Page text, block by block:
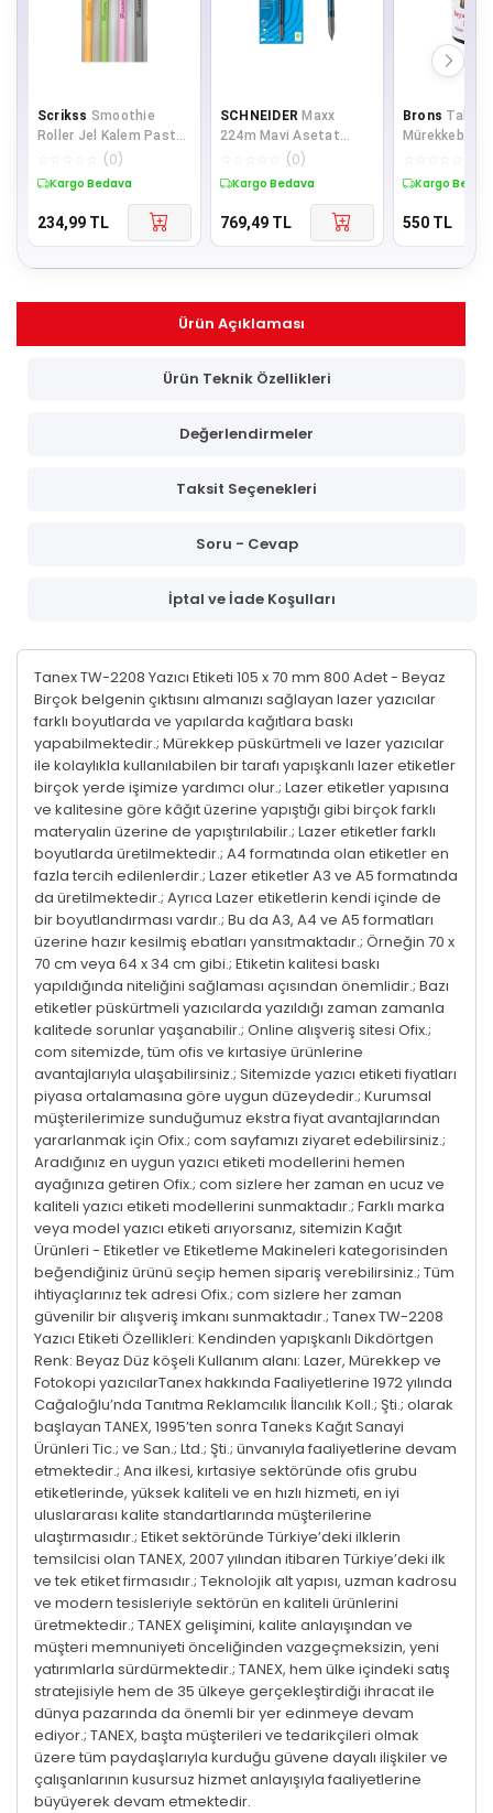
Scrikss Smoothie
Roller Jel Kalem Pastel
Renkler 4'lü Set
(0)
Kargo Bedava
234,99 TL
SCHNEIDER Maxx
224m Mavi Asetat
Kalemi 10 Lu
(0)
Kargo Bedava
769,49 TL
Brons Tahta
Mürekkebi
Kargo
550 TL
Ürün Açıklaması
Ürün Teknik Özellikleri
Değerlendirmeler
Taksit Seçenekleri
Soru - Cevap
İptal ve İade Koşulları
Tanex TW-2208 Yazıcı Etiketi 105 x 70 mm 800 Adet - Beyaz
Birçok belgenin çıktısını almanızı sağlayan lazer yazıcılar
farklı boyutlarda ve yapılarda kağıtlara baskı
yapabilmektedir.; Mürekkep püskürtmeli ve lazer yazıcılar
ile kolaylıkla kullanılabilen bir tarafı yapışkanlı lazer etiketler
birçok yerde işimize yardımcı olur.; Lazer etiketler yapısına
ve kalitesine göre kâğıt üzerine yapıştığı gibi birçok farklı
materyalin üzerine de yapıştırılabilir.; Lazer etiketler farklı
boyutlarda üretilmektedir.; A4 formatında olan etiketler en
fazla tercih edilenlerdir.; Lazer etiketler A3 ve A5 formatında
da üretilmektedir.; Ayrıca Lazer etiketlerin kendi içinde de
bir boyutlandırması vardır.; Bu da A3, A4 ve A5 formatları
üzerine hazır kesilmiş ebatları yansıtmaktadır.; Örneğin 70 x
70 cm veya 64 x 34 cm gibi.; Etiketin kalitesi baskı
yapıldığında niteliğini sağlaması açısından önemlidir.; Bazı
etiketler püskürtmeli yazıcılarda yazıldığı zaman zamanla
kalitede sorunlar yaşanabilir.; Online alışveriş sitesi Ofix.;
com sitemizde, tüm ofis ve kırtasiye ürünlerine
avantajlarıyla ulaşabilirsiniz.; Sitemizde yazıcı etiketi fiyatları
piyasa ortalamasına göre uygun düzeydedir.; Kurumsal
müşterilerimize sunduğumuz ekstra fiyat avantajlarından
yararlanmak için Ofix.; com sayfamızı ziyaret edebilirsiniz.;
Aradığınız en uygun yazıcı etiketi modellerini hemen
ayağınıza getiren Ofix.; com sizlere her zaman en ucuz ve
kaliteli yazıcı etiketi modellerini sunmaktadır.; Farklı marka
veya model yazıcı etiketi arıyorsanız, sitemizin Kağıt
Ürünleri - Etiketler ve Etiketleme Makineleri kategorisinden
beğendiğiniz ürünü seçip hemen sipariş verebilirsiniz.; Tüm
ihtiyaçlarınız tek adresi Ofix.; com sizlere her zaman
güvenilir bir alışveriş imkanı sunmaktadır.; Tanex TW-2208
Yazıcı Etiketi Özellikleri: Kendinden yapışkanlı Dikdörtgen
Renk: Beyaz Düz köşeli Kullanım alanı: Lazer, Mürekkep ve
Fotokopi yazıcılarTanex hakkında Faaliyetlerine 1972 yılında
Cağaloğlu’nda Tanıtma Reklamcılık İlancılık Koll.; Şti.; olarak
başlayan TANEX, 1995’ten sonra Taneks Kağıt Sanayi
Ürünleri Tic.; ve San.; Ltd.; Şti.; ünvanıyla faaliyetlerine devam
etmektedir.; Ana ilkesi, kırtasiye sektöründe ofis grubu
etiketlerinde, yüksek kaliteli ve en hızlı hizmeti, en iyi
uluslararası kalite standartlarında müşterilerine
ulaştırmasıdır.; Etiket sektöründe Türkiye’deki ilklerin
temsilcisi olan TANEX, 2007 yılından itibaren Türkiye’deki ilk
ve tek etiket firmasıdır.; Teknolojik alt yapısı, uzman kadrosu
ve modern tesisleriyle sektörün en kaliteli ürünlerini
üretmektedir.; TANEX gelişimini, kalite anlayışından ve
müşteri memnuniyeti önceliğinden vazgeçmeksizin, yeni
yatırımlarla sürdürmektedir.; TANEX, hem ülke içindeki satış
stratejisiyle hem de 35 ülkeye gerçekleştirdiği ihracat ile
dünya pazarında da önemli bir yer edinmeye devam
ediyor.; TANEX, başta müşterileri ve tedarikçileri olmak
üzere tüm paydaşlarıyla kurduğu güvene dayalı ilişkiler ve
çalışanlarının kusursuz hizmet anlayışıyla faaliyetlerine
büyüyerek devam etmektedir.